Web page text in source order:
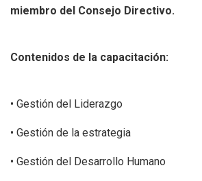
miembro del Consejo Directivo.
Contenidos de la capacitación:
• Gestión del Liderazgo
• Gestión de la estrategia
• Gestión del Desarrollo Humano